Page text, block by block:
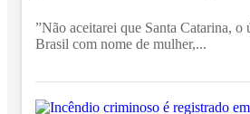
”Não aceitarei que Santa Catarina, o
Brasil com nome de mulher,...